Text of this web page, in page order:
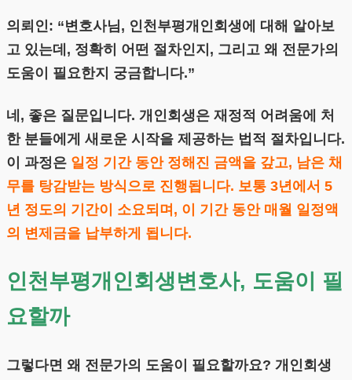
의뢰인: “변호사님, 인천부평개인회생에 대해 알아보
고 있는데, 정확히 어떤 절차인지, 그리고 왜 전문가의
도움이 필요한지 궁금합니다.”
네, 좋은 질문입니다. 개인회생은 재정적 어려움에 처
한 분들에게 새로운 시작을 제공하는 법적 절차입니다.
이 과정은 일정 기간 동안 정해진 금액을 갚고, 남은 채
무를 탕감받는 방식으로 진행됩니다. 보통 3년에서 5
년 정도의 기간이 소요되며, 이 기간 동안 매월 일정액
의 변제금을 납부하게 됩니다.
인천부평개인회생변호사, 도움이 필
요할까
그렇다면 왜 전문가의 도움이 필요할까요? 개인회생